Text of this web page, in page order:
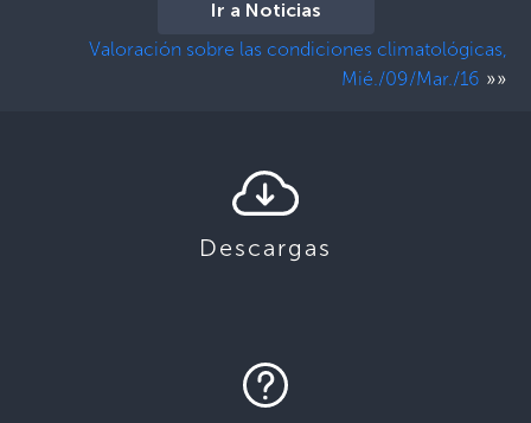
Ir a Noticias
Valoración sobre las condiciones climatológicas,
Mié./09/Mar./16 »»
Descargas